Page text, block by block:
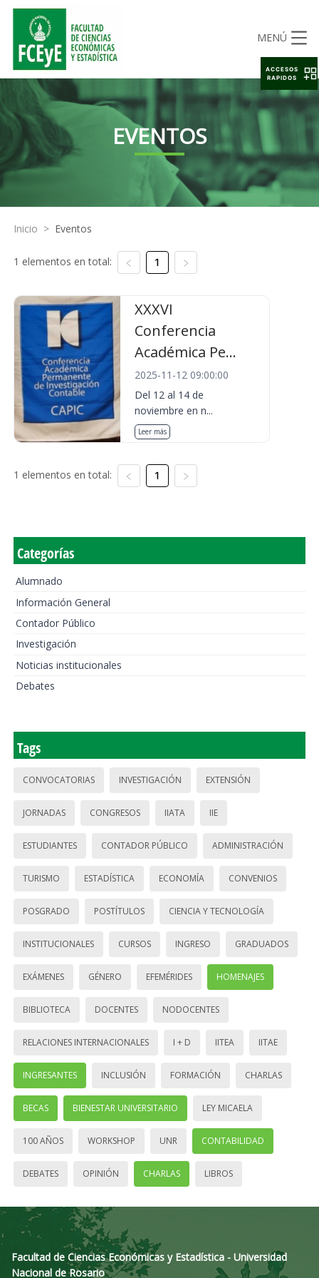
MENÚ
EVENTOS
Inicio > Eventos
1 elementos en total: 1
XXXVI
Conferencia
Académica Pe...
2025-11-12 09:00:00
Del 12 al 14 de
noviembre en n...
Leer más
1 elementos en total: 1
Categorías
Alumnado
Información General
Contador Público
Investigación
Noticias institucionales
Debates
Tags
CONVOCATORIAS INVESTIGACIÓN EXTENSIÓN
JORNADAS CONGRESOS IIATA IIE
ESTUDIANTES CONTADOR PÚBLICO ADMINISTRACIÓN
TURISMO ESTADÍSTICA ECONOMÍA CONVENIOS
POSGRADO POSTÍTULOS CIENCIA Y TECNOLOGÍA
INSTITUCIONALES CURSOS INGRESO GRADUADOS
EXÁMENES GÉNERO EFEMÉRIDES HOMENAJES
BIBLIOTECA DOCENTES NODOCENTES
RELACIONES INTERNACIONALES I + D IITEA IITAE
INGRESANTES INCLUSIÓN FORMACIÓN CHARLAS
BECAS BIENESTAR UNIVERSITARIO LEY MICAELA
100 AÑOS WORKSHOP UNR CONTABILIDAD
DEBATES OPINIÓN CHARLAS LIBROS
Facultad de Ciencias Económicas y Estadística - Universidad
Nacional de Rosario
ACCESOS
RAPIDOS